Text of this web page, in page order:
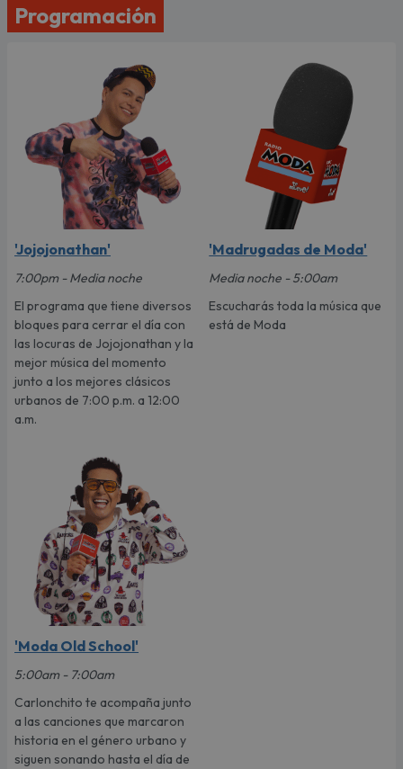
Programación
'Jojojonathan'
7:00pm - Media noche
El programa que tiene diversos
bloques para cerrar el día con
las locuras de Jojojonathan y la
mejor música del momento
junto a los mejores clásicos
urbanos de 7:00 p.m. a 12:00
a.m.
'Madrugadas de Moda'
Media noche - 5:00am
Escucharás toda la música que
está de Moda
'Moda Old School'
5:00am - 7:00am
Carlonchito te acompaña junto
a las canciones que marcaron
historia en el género urbano y
siguen sonando hasta el día de